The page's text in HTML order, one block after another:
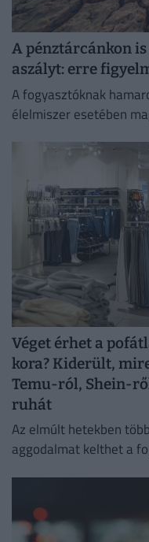
A pénztárcánkon
aszályt: erre
A fogyasztóknak
élelmiszer esetében
Véget érhet a
kora? Kiderült,
Temu-ról, Shein-
ruhát
Az elmúlt hetekben
aggodalmat kelthet a